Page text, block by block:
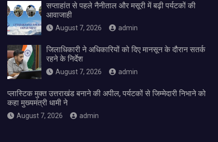
सप्ताहांत से पहले नैनीताल और मसूरी में बढ़ी पर्यटकों की
आवाजाही
August 7, 2026 admin
जिलाधिकारी ने अधिकारियों को दिए मानसून के दौरान सतर्क
रहने के निर्देश
August 7, 2026 admin
प्लास्टिक मुक्त उत्तराखंड बनाने की अपील, पर्यटकों से जिम्मेदारी निभाने को
कहा मुख्यमंत्री धामी ने
August 7, 2026 admin